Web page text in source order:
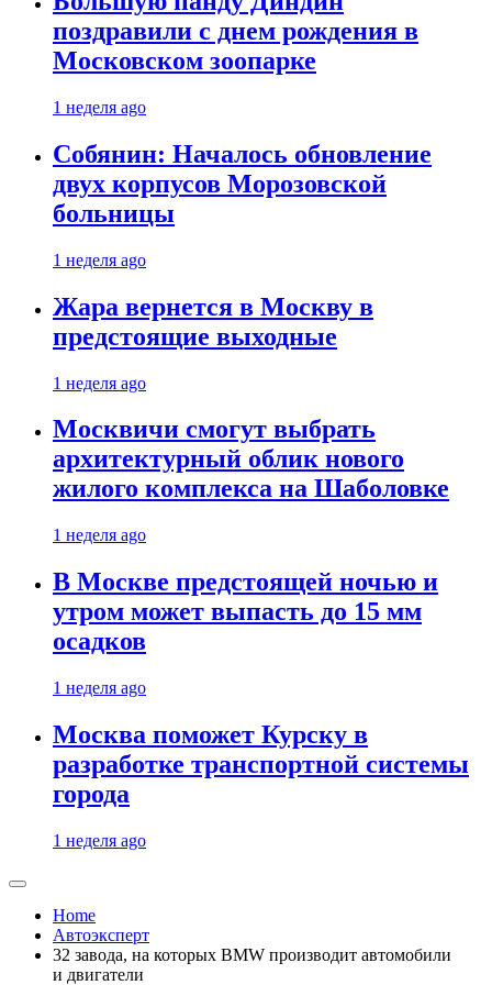
поздравили с днем рождения в
Московском зоопарке
1 неделя ago
Собянин: Началось обновление
двух корпусов Морозовской
больницы
1 неделя ago
Жара вернется в Москву в
предстоящие выходные
1 неделя ago
Москвичи смогут выбрать
архитектурный облик нового
жилого комплекса на Шаболовке
1 неделя ago
В Москве предстоящей ночью и
утром может выпасть до 15 мм
осадков
1 неделя ago
Москва поможет Курску в
разработке транспортной системы
города
1 неделя ago
Home
Автоэксперт
32 завода, на которых BMW производит автомобили
и двигатели